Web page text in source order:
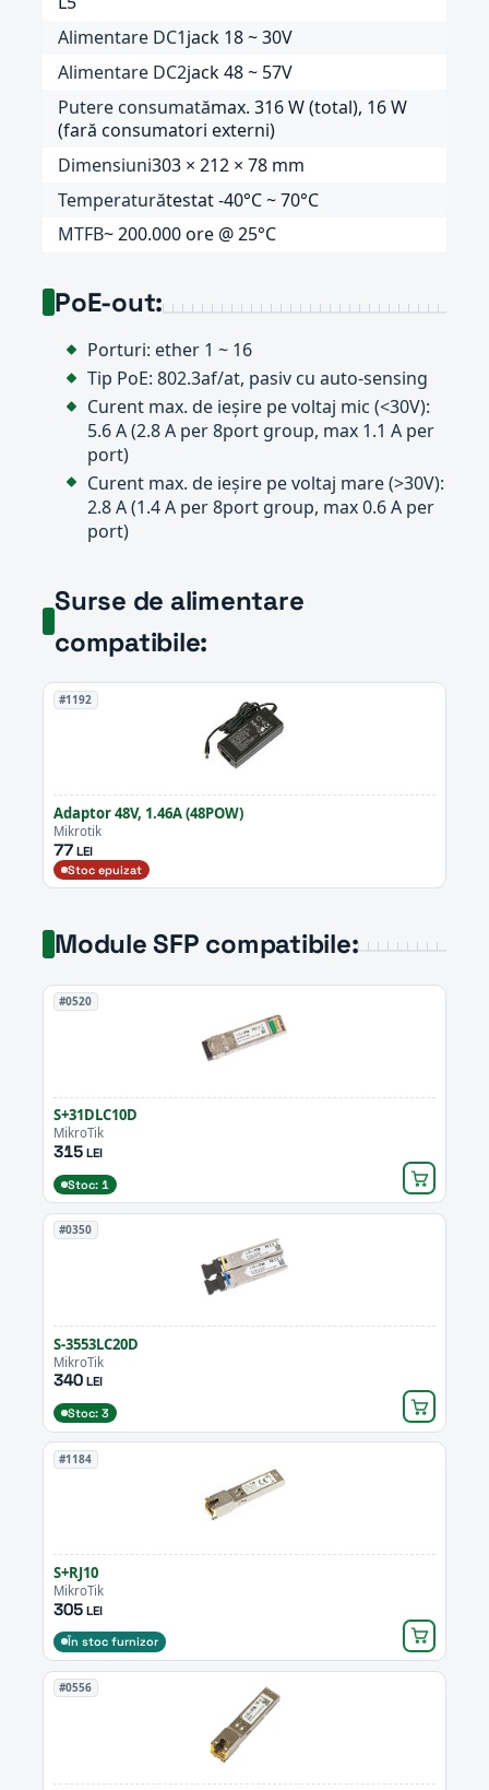
Alimentare DC1jack 18 ~ 30V
Alimentare DC2jack 48 ~ 57V
Putere consumatămax. 316 W (total), 16 W
(fară consumatori externi)
Dimensiuni303 × 212 × 78 mm
Temperaturătestat -40°C ~ 70°C
MTFB~ 200.000 ore @ 25°C
PoE-out:
Porturi: ether 1 ~ 16
Tip PoE: 802.3af/at, pasiv cu auto-sensing
Curent max. de ieșire pe voltaj mic (<30V):
5.6 A (2.8 A per 8port group, max 1.1 A per
port)
Curent max. de ieșire pe voltaj mare (>30V):
2.8 A (1.4 A per 8port group, max 0.6 A per
port)
Surse de alimentare
compatibile:
#1192
Adaptor 48V, 1.46A (48POW)
Mikrotik
77LEI
Stoc epuizat
Module SFP compatibile:
#0520
S+31DLC10D
MikroTik
315LEI
Stoc: 1
#0350
S-3553LC20D
MikroTik
340LEI
Stoc: 3
#1184
S+RJ10
MikroTik
305LEI
În stoc furnizor
#0556